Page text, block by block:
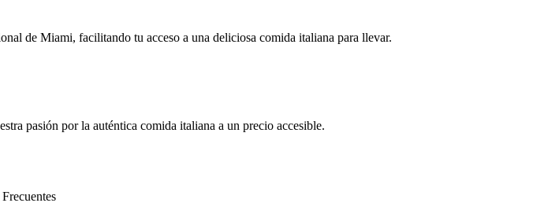
de Miami, facilitando tu acceso a una deliciosa comida italiana para llevar.
pasión por la auténtica comida italiana a un precio accesible.